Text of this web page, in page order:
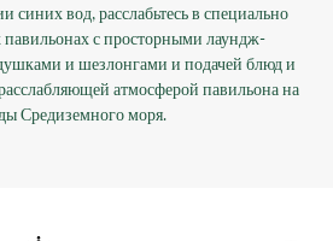
синих вод, расслабьтесь в специально
с просторными лаундж-
и шезлонгами и подачей блюд и
атмосферой павильона на
Средиземного моря.